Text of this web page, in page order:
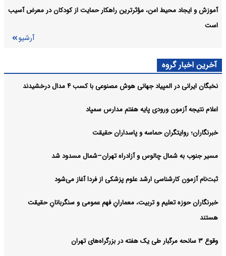
آموزش و ایجاد محیط امن، مؤثرترین راهکار حمایت از کودکان در معرض آسیب
است
آرشیو
آخرین اخبار گروه
نخبگان ایرانی در المپیاد جهانی هوش مصنوعی با کسب ۴ مدال درخشیدند
اعلام نتیجه آزمون ورودی پایه هفتم مدارس سمپاد
خبرنگاران؛ روایتگران حماسه و پاسداران حقیقت
مسیر جنوب به شمال چالوس و آزادراه تهران–شمال مسدود شد
ثبت‌نام‌ آزمون کارشناسی ارشد علوم پزشکی از فردا آغاز می‌شود
خبرنگاران حوزه تعلیم و تربیت، معمارانِ فهم عمومی و سنگربانانِ حقیقت
هستند
وقوع ۳ سانحه مرگبار طی یک هفته در بزرگراه‌های تهران